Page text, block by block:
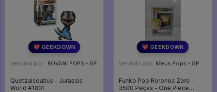
💖 GEEKDOWN
Vendido por: ROVANI POPS - SP
Quetzalcoatlus - Jurassic
World #1801
💖 GEEKDOWN
Vendido por: Meus Pops - SP
Funko Pop Roronoa Zoro -
3500 Peças - One Piece